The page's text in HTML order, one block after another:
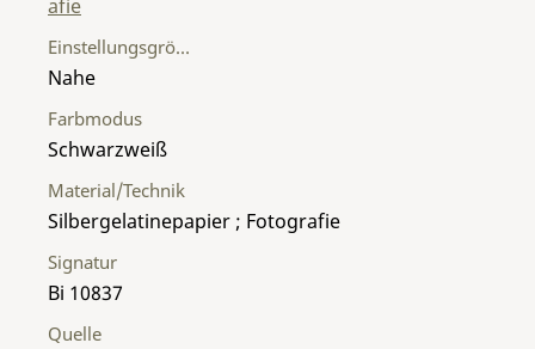
Material/Technik
Silbergelatinepapier ; Fotografie
Einstellungsgröße
Nahe
Farbmodus
Schwarzweiß
Signatur
Bi 10837
Quelle
afie